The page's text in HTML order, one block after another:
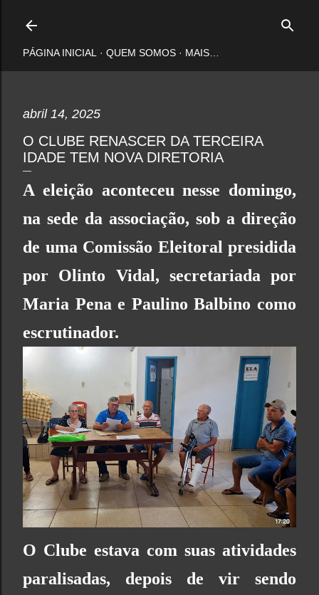
PÁGINA INICIAL QUEM SOMOS MAIS…
abril 14, 2025
O CLUBE RENASCER DA TERCEIRA
IDADE TEM NOVA DIRETORIA
A eleição aconteceu nesse domingo,
na sede da associação, sob a direção
de uma Comissão Eleitoral presidida
por Olinto Vidal, secretariada por
Maria Pena e Paulino Balbino como
escrutinador.
O Clube estava com suas atividades
paralisadas, depois de vir sendo